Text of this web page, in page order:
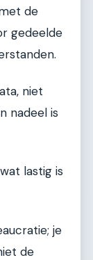
de
gedeelde
niet
nadeel is
lastig is
je
de